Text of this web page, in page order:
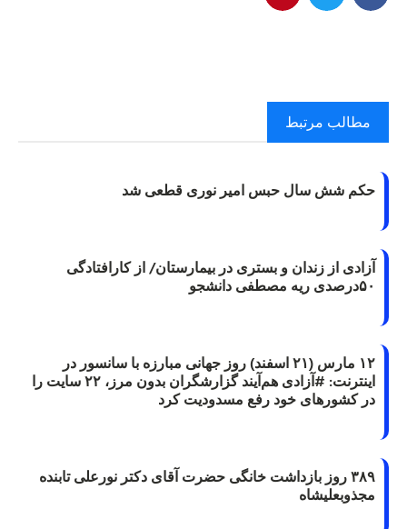
مطالب مرتبط
حکم شش سال حبس امیر نوری قطعی شد
آزادی از زندان و بستری در بیمارستان/ از کارافتادگی
۵۰درصدی ریه مصطفی دانشجو
۱۲ مارس (۲۱ اسفند) روز جهانی مبارزه با سانسور در
اینترنت: #آزادی هم‌آیند گزارشگران‌ بدون مرز، ۲۲ سایت را
در کشورهای خود رفع مسدودیت کرد
۳۸۹ روز بازداشت خانگی حضرت آقای دکتر نورعلی تابنده
مجذوبعلیشاه